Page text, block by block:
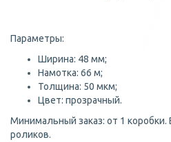
Параметры:
Ширина: 48 мм;
Намотка: 66 м;
Толщина: 50 мкм;
Цвет: прозрачный.
Минимальный заказ: от 1 коробки.
роликов.